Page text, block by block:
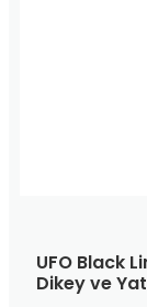
UFO Black
Dikey ve